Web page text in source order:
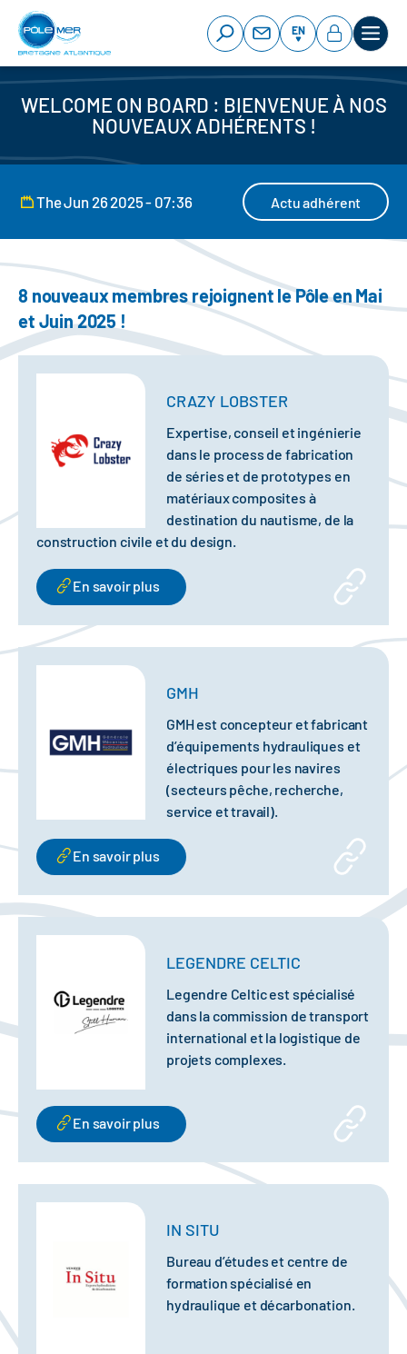
Cookies management panel
Skip
main
content
EN
WELCOME ON BOARD : BIENVENUE À NOS
NOUVEAUX ADHÉRENTS !
The Jun 26 2025 - 07:36 Actu adhérent
8 nouveaux membres rejoignent le Pôle en Mai
et Juin 2025 !
CRAZY LOBSTER
Expertise, conseil et ingénierie
dans le process de fabrication
de séries et de prototypes en
matériaux composites à
destination du nautisme, de la
construction civile et du design.
En savoir plus
GMH
GMH est concepteur et fabricant
d’équipements hydrauliques et
électriques pour les navires
(secteurs pêche, recherche,
service et travail).
En savoir plus
LEGENDRE CELTIC
Legendre Celtic est spécialisé
dans la commission de transport
international et la logistique de
projets complexes.
En savoir plus
IN SITU
Bureau d’études et centre de
formation spécialisé en
hydraulique et décarbonation.